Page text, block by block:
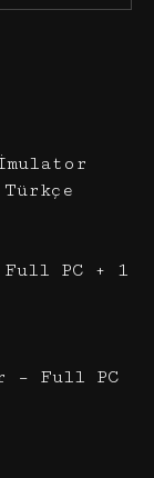
PC + 1
– Full PC